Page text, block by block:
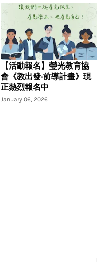
【活動報名】瑩光教育協
會《教出發‧前導計畫》現
正熱烈報名中
January 06, 2026